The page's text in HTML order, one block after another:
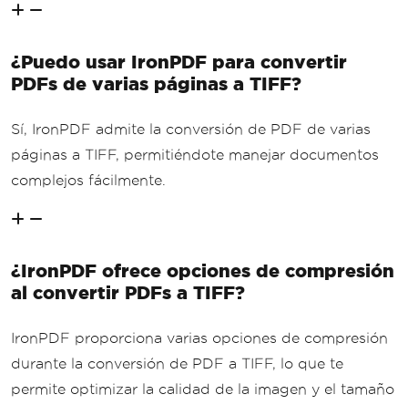
¿Puedo usar IronPDF para convertir
PDFs de varias páginas a TIFF?
Sí, IronPDF admite la conversión de PDF de varias
páginas a TIFF, permitiéndote manejar documentos
complejos fácilmente.
¿IronPDF ofrece opciones de compresión
al convertir PDFs a TIFF?
IronPDF proporciona varias opciones de compresión
durante la conversión de PDF a TIFF, lo que te
permite optimizar la calidad de la imagen y el tamaño